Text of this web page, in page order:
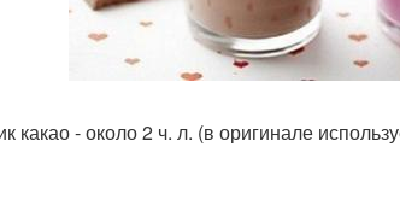
какао - около 2 ч. л. (в оригинале